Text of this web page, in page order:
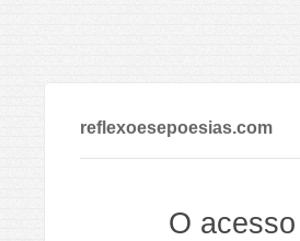
reflexoesepoesias.com
O